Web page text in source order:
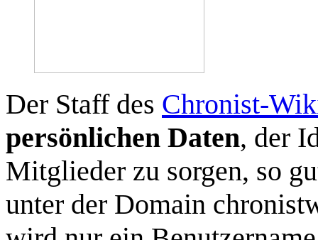
Der Staff des Chronist-
persönlichen Daten, der
Mitglieder zu sorgen, so
unter der Domain